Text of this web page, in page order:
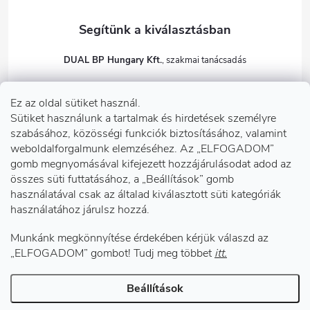
Ez az oldal sütiket használ.
Sütiket használunk a tartalmak és hirdetések személyre
szabásához, közösségi funkciók biztosításához, valamint
weboldalforgalmunk elemzéséhez. Az „ELFOGADOM”
gomb megnyomásával kifejezett hozzájárulásodat adod az
összes süti futtatásához, a „Beállítások” gomb
használatával csak az általad kiválasztott süti kategóriák
használatához járulsz hozzá.
Munkánk megkönnyítése érdekében kérjük válaszd az
„ELFOGADOM” gombot! Tudj meg többet itt.
Beállítások
Információk önnek
Telephelyeink
Facebook
DUAL BP Hungary Kft.
dualbp.hu
Copyright 2026DUAL BP Hungary Kft.. Minden jog fenntartva.Süti